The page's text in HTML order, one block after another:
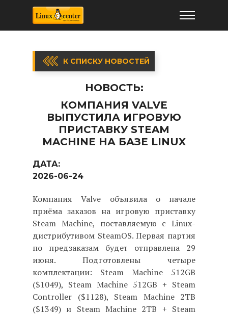
К СПИСКУ НОВОСТЕЙ
НОВОСТЬ:
КОМПАНИЯ VALVE
ВЫПУСТИЛА ИГРОВУЮ
ПРИСТАВКУ STEAM
MACHINE НА БАЗЕ LINUX
ДАТА:
2026-06-24
Компания Valve объявила о начале
приёма заказов на игровую приставку
Steam Machine, поставляемую с Linux-
дистрибутивом SteamOS. Первая партия
по предзаказам будет отправлена 29
июня. Подготовлены четыре
комплектации: Steam Machine 512GB
($1049), Steam Machine 512GB + Steam
Controller ($1128), Steam Machine 2TB
($1349) и Steam Machine 2TB + Steam